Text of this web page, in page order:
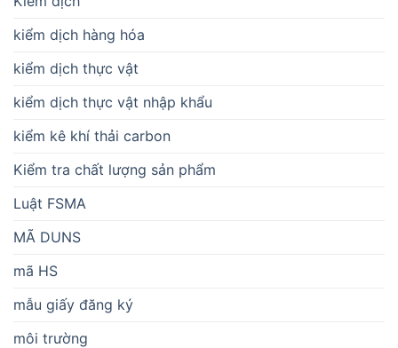
kiểm dịch hàng hóa
kiểm dịch thực vật
kiểm dịch thực vật nhập khẩu
kiểm kê khí thải carbon
Kiểm tra chất lượng sản phẩm
Luật FSMA
MÃ DUNS
mã HS
mẫu giấy đăng ký
môi trường